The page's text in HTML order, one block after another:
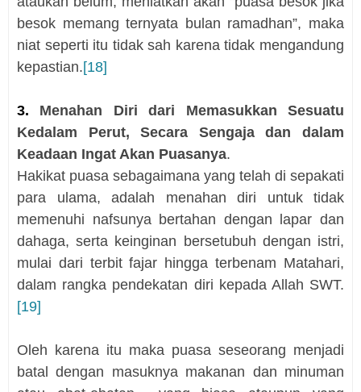
besok memang ternyata bulan ramadhan”, maka
niat seperti itu tidak sah karena tidak mengandung
kepastian.[18]
3.
Menahan Diri dari Memasukkan Sesuatu
Kedalam Perut, Secara Sengaja dan dalam
Keadaan Ingat Akan Puasanya.
Hakikat puasa sebagaimana yang telah di sepakati
para ulama, adalah menahan diri untuk tidak
memenuhi nafsunya bertahan dengan lapar dan
dahaga, serta keinginan bersetubuh dengan istri,
mulai dari terbit fajar hingga terbenam Matahari,
dalam rangka pendekatan diri kepada Allah SWT.
[19]
Oleh karena itu maka puasa seseorang menjadi
batal dengan masuknya makanan dan minuman